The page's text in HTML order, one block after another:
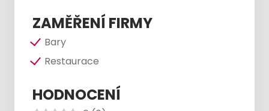
ZAMĚŘENÍ FIRMY
Bary
Restaurace
HODNOCENÍ